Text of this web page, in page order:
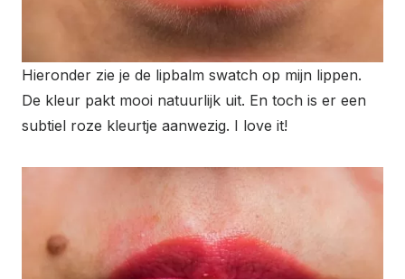
Hieronder zie je de lipbalm swatch op mijn lippen.
De kleur pakt mooi natuurlijk uit. En toch is er een
subtiel roze kleurtje aanwezig. I love it!